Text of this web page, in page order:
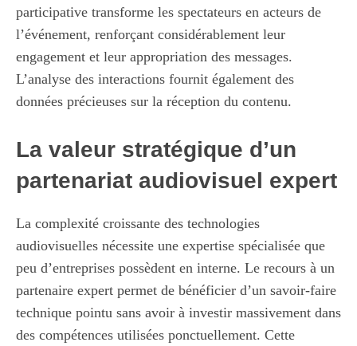
participative transforme les spectateurs en acteurs de
l’événement, renforçant considérablement leur
engagement et leur appropriation des messages.
L’analyse des interactions fournit également des
données précieuses sur la réception du contenu.
La valeur stratégique d’un
partenariat audiovisuel expert
La complexité croissante des technologies
audiovisuelles nécessite une expertise spécialisée que
peu d’entreprises possèdent en interne. Le recours à un
partenaire expert permet de bénéficier d’un savoir-faire
technique pointu sans avoir à investir massivement dans
des compétences utilisées ponctuellement. Cette